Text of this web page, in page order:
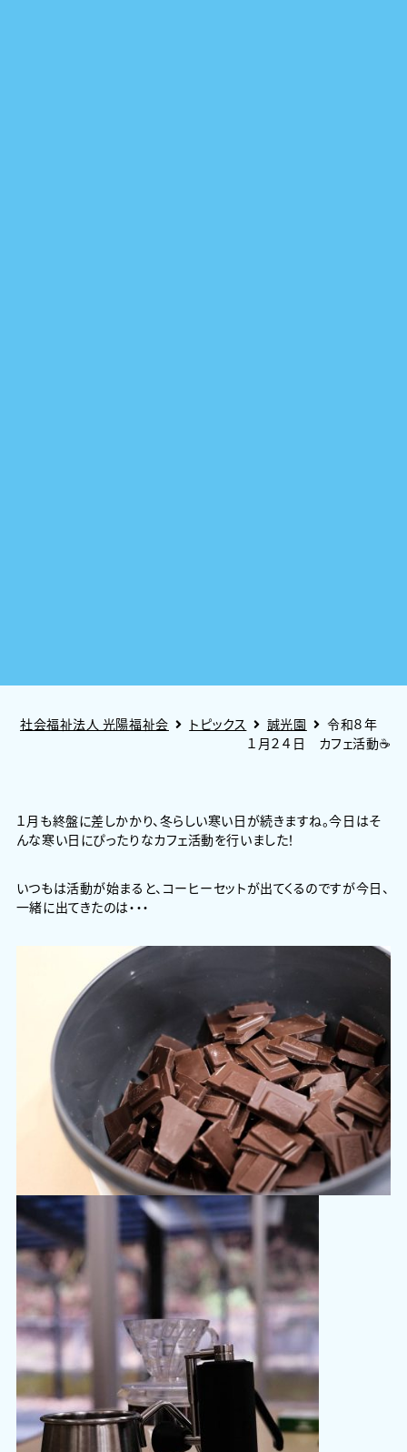
社会福祉法人 光陽福祉会 トピックス 誠光園
令和８年
１月２４日 カフェ活動☕
１月も終盤に差しかかり、冬らしい寒い日が続きますね。今日はそ
んな寒い日にぴったりなカフェ活動を行いました！
いつもは活動が始まると、コーヒーセットが出てくるのですが今日、
一緒に出てきたのは・・・